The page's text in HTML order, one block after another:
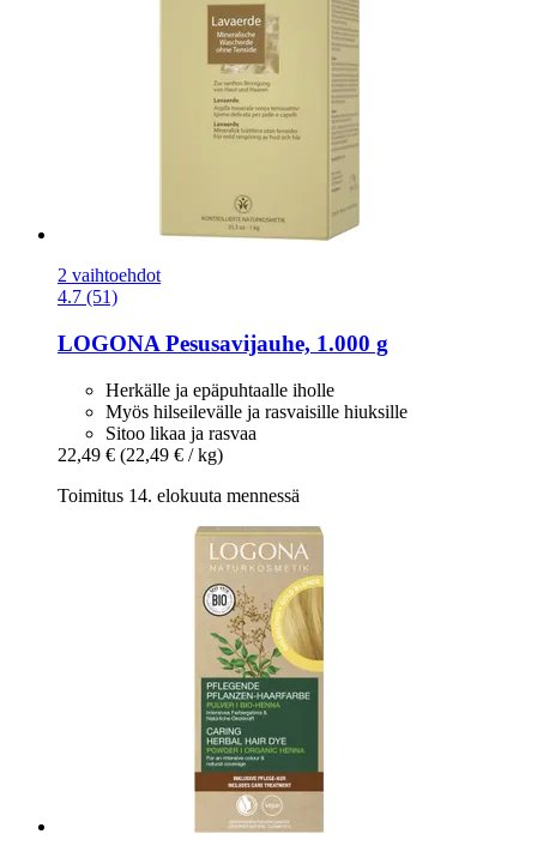
2 vaihtoehdot
4.7 (51)
LOGONA Pesusavijauhe, 1.000 g
Herkälle ja epäpuhtaalle iholle
Myös hilseilevälle ja rasvaisille hiuksille
Sitoo likaa ja rasvaa
22,49 € (22,49 € / kg)
Toimitus 14. elokuuta mennessä